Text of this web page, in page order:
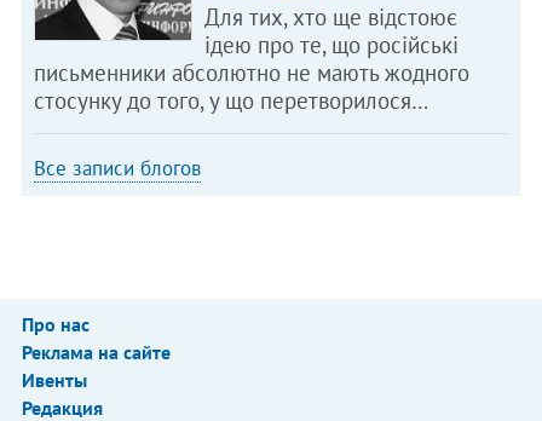
Для тих, хто ще відстоює
ідею про те, що російські
письменники абсолютно не мають жодного
стосунку до того, у що перетворилося…
Все записи блогов
Про нас
Реклама на сайте
Ивенты
Редакция